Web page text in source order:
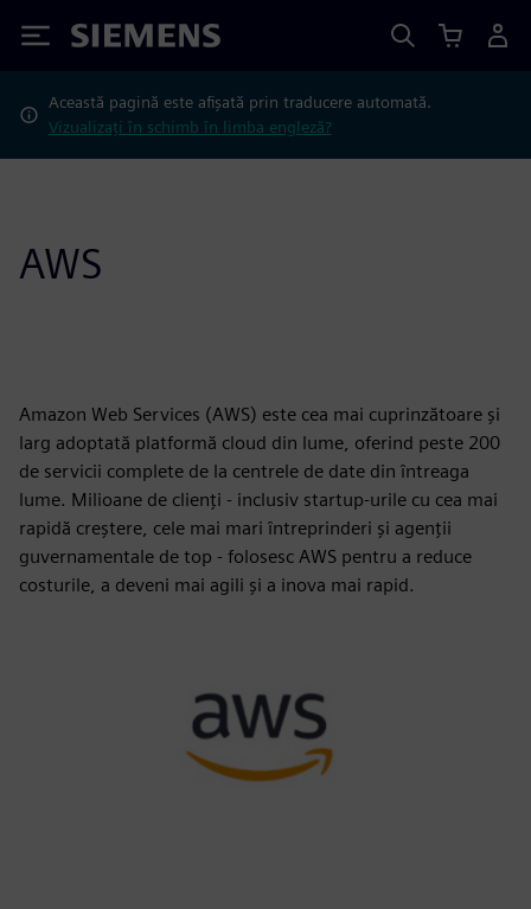
Siemens
Această pagină este afișată prin traducere automată.
Vizualizați în schimb în limba engleză?
AWS
Amazon Web Services (AWS) este cea mai cuprinzătoare și
larg adoptată platformă cloud din lume, oferind peste 200
de servicii complete de la centrele de date din întreaga
lume. Milioane de clienți - inclusiv startup-urile cu cea mai
rapidă creștere, cele mai mari întreprinderi și agenții
guvernamentale de top - folosesc AWS pentru a reduce
costurile, a deveni mai agili și a inova mai rapid.